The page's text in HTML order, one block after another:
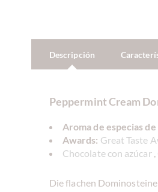
Descripción
Peppermint Cream
Aroma de especias de
Awards: Great Taste
Chocolate con azúcar ,
Die flachen